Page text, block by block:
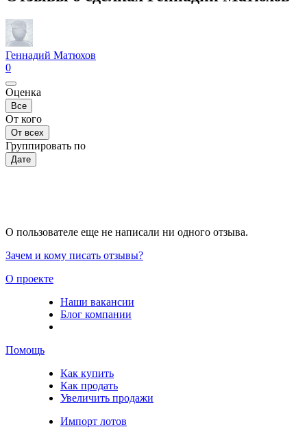
Геннадий Матюхов
0
Оценка
Все
От кого
От всех
Группировать по
Дате
О пользователе еще не написали ни одного отзыва.
Зачем и кому писать отзывы?
О проекте
Наши вакансии
Блог компании
Помощь
Как купить
Как продать
Увеличить продажи
Импорт лотов